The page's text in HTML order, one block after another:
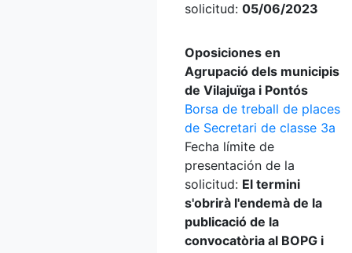
solicitud: 05/06/2023
Oposiciones en
Agrupació dels municipis
de Vilajuïga i Pontós
Borsa de treball de places
de Secretari de classe 3a
Fecha límite de
presentación de la
solicitud: El termini
s'obrirà l'endemà de la
publicació de la
convocatòria al BOPG i